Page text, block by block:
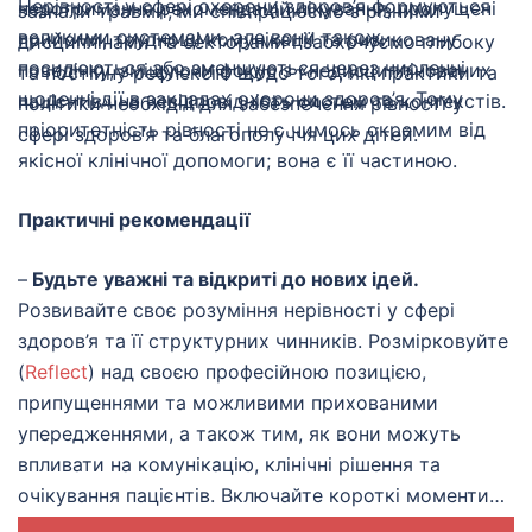
зазнали травми, ми співпрацюємо з різними
дисциплінами та секторами і заохочуємо глибоку
та постійну рефлексію щодо того, які практики та
політики необхідні для забезпечення рівності у
сфері здоров’я та благополуччя цих дітей.
недотримання рекомендацій лікування, пропущені
прийоми, труднощі комунікації та ризиковану
поведінку, зміщуючи фокус з «недисциплінованих
пацієнтів» на невідповідність систем та контекстів.
Нерівності у сфері охорони здоров’я формуються
великими системами, але вони також
посилюються або зменшуються через численні
щоденні дії в закладах охорони здоров’я. Тому
пріоритетність рівності не є чимось окремим від
якісної клінічної допомоги; вона є її частиною.
Практичні рекомендації
– Будьте уважні та відкриті до нових ідей.
Розвивайте своє розуміння нерівності у сфері
здоров’я та її структурних чинників. Розмірковуйте
(Reflect) над своєю професійною позицією,
припущеннями та можливими прихованими
упередженнями, а також тим, як вони можуть
впливати на комунікацію, клінічні рішення та
очікування пацієнтів. Включайте короткі моменти